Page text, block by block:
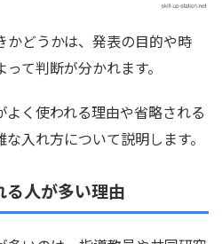
かどうかは、発表の目的や時
て判断が分かれます。
よく使われる理由や省略される
入れ方について説明します。
人が多い理由